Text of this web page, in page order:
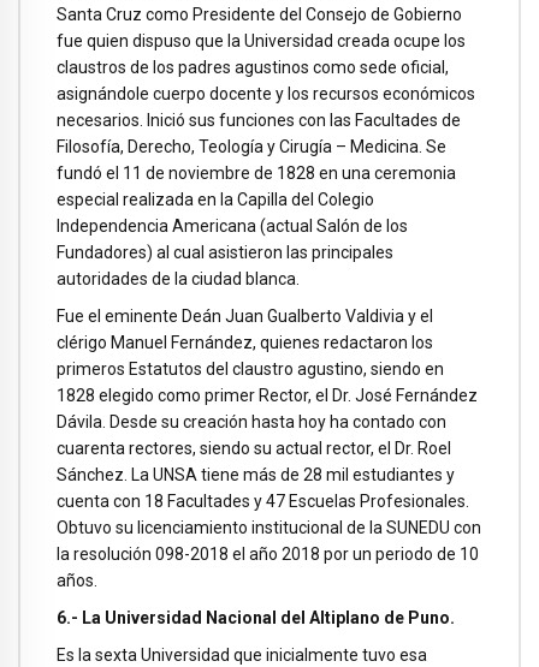
Santa Cruz como Presidente del Consejo de Gobierno
fue quien dispuso que la Universidad creada ocupe los
claustros de los padres agustinos como sede oficial,
asignándole cuerpo docente y los recursos económicos
necesarios. Inició sus funciones con las Facultades de
Filosofía, Derecho, Teología y Cirugía – Medicina. Se
fundó el 11 de noviembre de 1828 en una ceremonia
especial realizada en la Capilla del Colegio
Independencia Americana (actual Salón de los
Fundadores) al cual asistieron las principales
autoridades de la ciudad blanca.
Fue el eminente Deán Juan Gualberto Valdivia y el
clérigo Manuel Fernández, quienes redactaron los
primeros Estatutos del claustro agustino, siendo en
1828 elegido como primer Rector, el Dr. José Fernández
Dávila. Desde su creación hasta hoy ha contado con
cuarenta rectores, siendo su actual rector, el Dr. Roel
Sánchez. La UNSA tiene más de 28 mil estudiantes y
cuenta con 18 Facultades y 47 Escuelas Profesionales.
Obtuvo su licenciamiento institucional de la SUNEDU con
la resolución 098-2018 el año 2018 por un periodo de 10
años.
6.- La Universidad Nacional del Altiplano de Puno.
Es la sexta Universidad que inicialmente tuvo esa